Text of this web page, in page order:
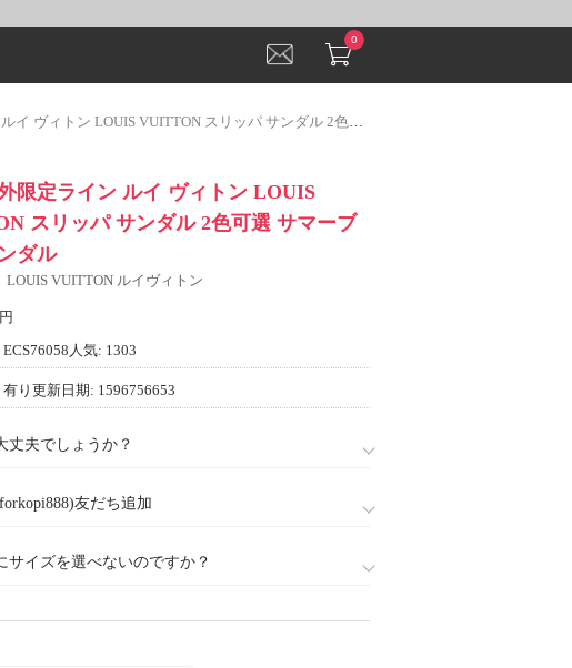
0
トン LOUIS VUITTON スリッパ サンダル 2色可選 サマーブーツ サンダル
限定ライン ルイ ヴィトン LOUIS
スリッパ サンダル 2色可選 サマーブ
ダル
LOUIS VUITTON ルイヴィトン
円
人気: 1303
り更新日期: 1596756653
丈夫でしょうか？
友だち追加
サイズを選べないのですか？